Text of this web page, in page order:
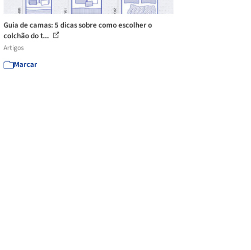
Guia de camas: 5 dicas sobre como escolher o
colchão do t...
Artigos
Marcar